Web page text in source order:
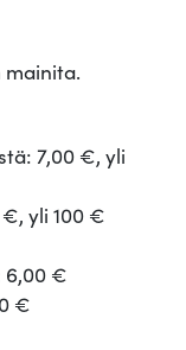
mainita.
7,00 €, yli
yli 100 €
6,00 €
€